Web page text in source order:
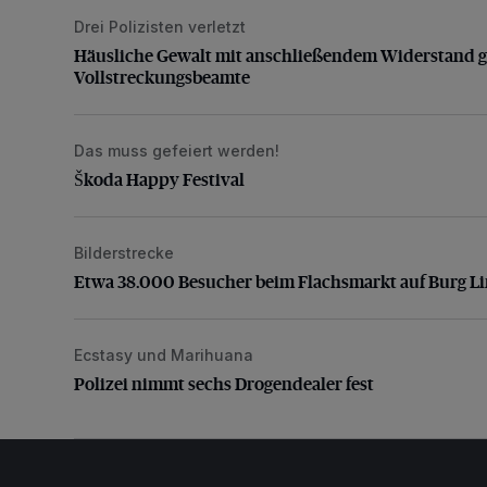
Häusliche Gewalt mit anschließendem Widerstand
Drei Polizisten verletzt
Häusliche Gewalt mit anschließendem Widerstand
Vollstreckungsbeamte
Škoda Happy Festival
Das muss gefeiert werden!
Škoda Happy Festival
Etwa 38.000 Besucher beim Flachsmarkt auf Burg
Bilderstrecke
Etwa 38.000 Besucher beim Flachsmarkt auf Burg
Polizei nimmt sechs Drogendealer fest
Ecstasy und Marihuana
Polizei nimmt sechs Drogendealer fest